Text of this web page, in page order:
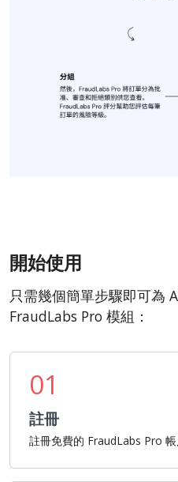
開始使用
只需幾個簡單步驟即可為
FraudLabs Pro 模組：
01
註冊
註冊免費的 FraudLabs Pro 帳